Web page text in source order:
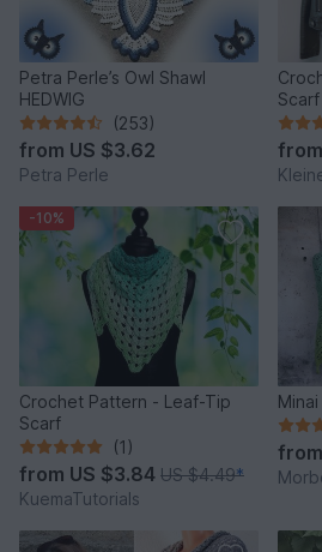
Petra Perle’s Owl Shawl
HEDWIG
(253)
from US $3.62
Petra Perle
from
-10%
Crochet Pattern - Leaf-Tip
Scarf
(1)
from US $3.84 US $4.49*
KuemaTutorials
from